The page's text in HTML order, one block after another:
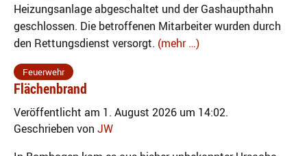
Heizungsanlage abgeschaltet und der Gashaupthahn
geschlossen. Die betroffenen Mitarbeiter wurden durch
den Rettungsdienst versorgt. (mehr …)
Feuerwehr
Flächenbrand
Veröffentlicht am 1. August 2026 um 14:02.
Geschrieben von JW